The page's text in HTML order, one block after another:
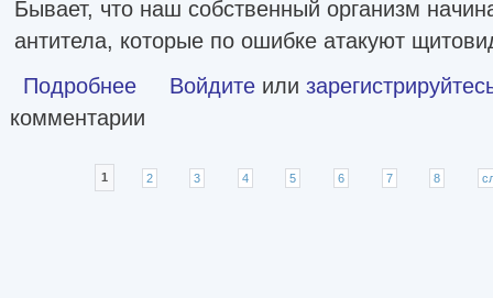
Бывает, что наш собственный организм
антитела, которые по ошибке атакуют
Подробнее о Страсти по щитовидке. Аутоиммунный тиреоидит,
Войдите или
комментарии
Страницы
1 2 3 4 5 6 7 8